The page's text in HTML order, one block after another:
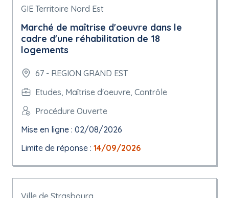
GIE Territoire Nord Est
Marché de maîtrise d'oeuvre dans le
cadre d'une réhabilitation de 18
logements
67 - REGION GRAND EST
Etudes, Maîtrise d'oeuvre, Contrôle
Procédure Ouverte
Mise en ligne : 02/08/2026
Limite de réponse : 14/09/2026
Ville de Strasbourg